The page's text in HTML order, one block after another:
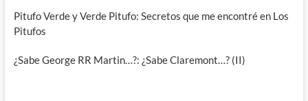
Pitufo Verde y Verde Pitufo: Secretos que me encontré en Los
Pitufos
¿Sabe George RR Martin…?: ¿Sabe Claremont…? (II)